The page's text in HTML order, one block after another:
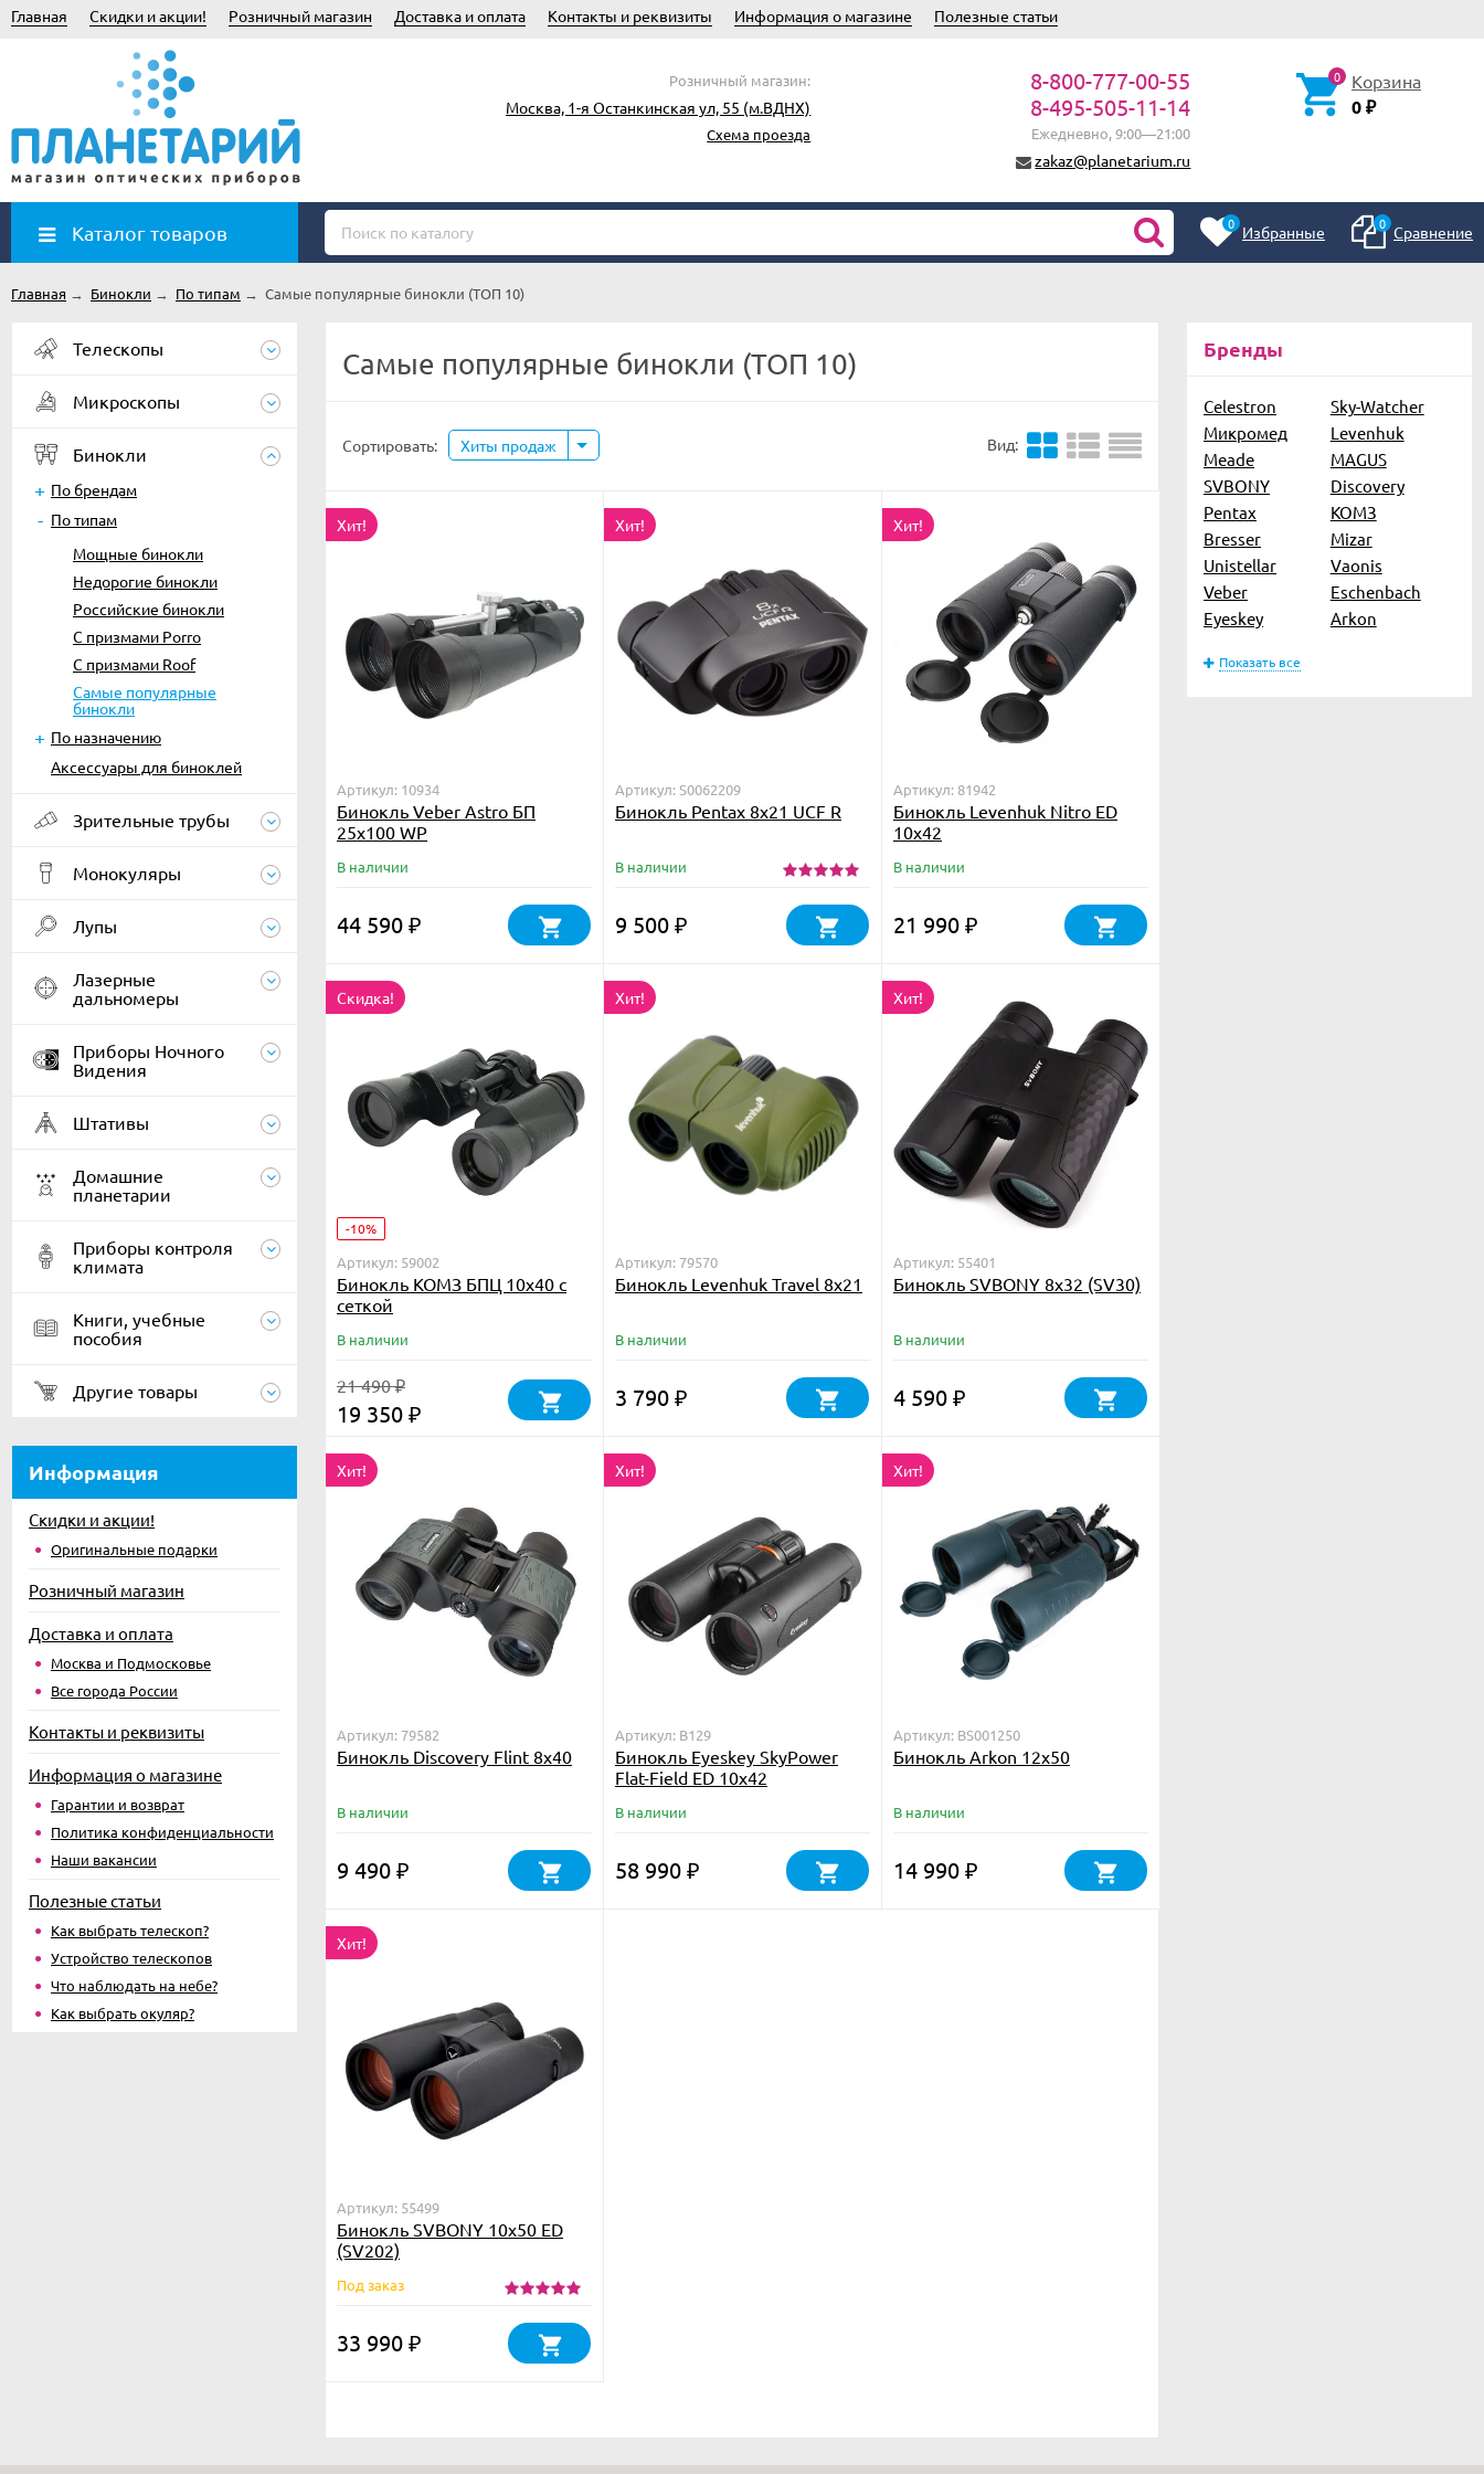
Главная Скидки и акции! Розничный магазин Доставка и оплата Контакты и реквизиты Информация о магазине Полезные статьи
Розничный магазин:
Москва, 1-я Останкинская ул, 55 (м.ВДНХ)
Схема проезда
8-800-777-00-55
8-495-505-11-14
Ежедневно, 9:00—21:00
zakaz@planetarium.ru
0 Корзина
0 ₽
Каталог товаров 0 Избранные 0 Сравнение
Главная → Бинокли → По типам → Самые популярные бинокли (ТОП 10)
Бренды
Celestron
Sky-Watcher
Микромед
Levenhuk
Meade
MAGUS
SVBONY
Discovery
Pentax
КОМЗ
Bresser
Mizar
Unistellar
Vaonis
Veber
Eschenbach
Eyeskey
Arkon
Показать все
Телескопы
Микроскопы
Бинокли
По брендам
По типам
Мощные бинокли
Недорогие бинокли
Российские бинокли
С призмами Porro
С призмами Roof
Самые популярные
бинокли
По назначению
Аксессуары для биноклей
Зрительные трубы
Монокуляры
Лупы
Лазерные
дальномеры
Приборы Ночного
Видения
Штативы
Домашние
планетарии
Приборы контроля
климата
Книги, учебные
пособия
Другие товары
Информация
Скидки и акции!
Оригинальные подарки
Розничный магазин
Доставка и оплата
Москва и Подмосковье
Все города России
Контакты и реквизиты
Информация о магазине
Гарантии и возврат
Политика конфиденциальности
Наши вакансии
Полезные статьи
Как выбрать телескоп?
Устройство телескопов
Что наблюдать на небе?
Как выбрать окуляр?
Самые популярные бинокли (ТОП 10)
Сортировать: Хиты продаж Вид:
Хит!
Артикул: 10934
Бинокль Veber Astro БП
25x100 WP
В наличии
44 590 ₽
Хит!
Артикул: S0062209
Бинокль Pentax 8x21 UCF R
В наличии
9 500 ₽
Хит!
Артикул: 81942
Бинокль Levenhuk Nitro ED
10x42
В наличии
21 990 ₽
Скидка!
-10%
Артикул: 59002
Бинокль КОМЗ БПЦ 10x40 с
сеткой
В наличии
21 490₽
19 350 ₽
Хит!
Артикул: 79570
Бинокль Levenhuk Travel 8x21
В наличии
3 790 ₽
Хит!
Артикул: 55401
Бинокль SVBONY 8x32 (SV30)
В наличии
4 590 ₽
Хит!
Артикул: 79582
Бинокль Discovery Flint 8x40
В наличии
9 490 ₽
Хит!
Артикул: B129
Бинокль Eyeskey SkyPower
Flat-Field ED 10x42
В наличии
58 990 ₽
Хит!
Артикул: BS001250
Бинокль Arkon 12х50
В наличии
14 990 ₽
Хит!
Артикул: 55499
Бинокль SVBONY 10x50 ED
(SV202)
Под заказ
33 990 ₽